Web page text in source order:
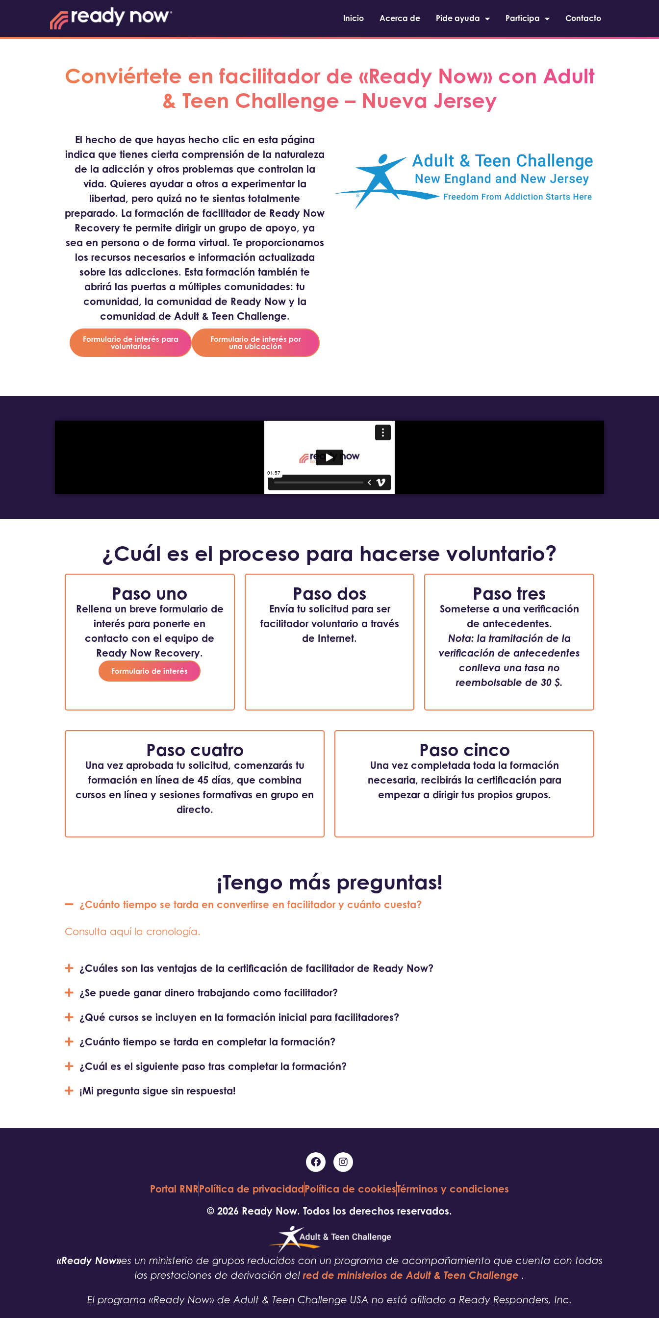
Inicio Acerca de Pide ayuda Participa Contacto
Conviértete en facilitador de «Ready Now» con Adult
& Teen Challenge – Nueva Jersey
El hecho de que hayas hecho clic en esta página
indica que tienes cierta comprensión de la naturaleza
de la adicción y otros problemas que controlan la
vida. Quieres ayudar a otros a experimentar la
libertad, pero quizá no te sientas totalmente
preparado. La formación de facilitador de Ready Now
Recovery te permite dirigir un grupo de apoyo, ya
sea en persona o de forma virtual. Te proporcionamos
los recursos necesarios e información actualizada
sobre las adicciones. Esta formación también te
abrirá las puertas a múltiples comunidades: tu
comunidad, la comunidad de Ready Now y la
comunidad de Adult & Teen Challenge.
Formulario de interés para
voluntarios
Formulario de interés por
una ubicación
¿Cuál es el proceso para hacerse voluntario?
Paso uno
Rellena un breve formulario de
interés para ponerte en
contacto con el equipo de
Ready Now Recovery.
Formulario de interés
Paso dos
Envía tu solicitud para ser
facilitador voluntario a través
de Internet.
Paso tres
Someterse a una verificación
de antecedentes.
Nota: la tramitación de la
verificación de antecedentes
conlleva una tasa no
reembolsable de 30 $.
Paso cuatro
Una vez aprobada tu solicitud, comenzarás tu
formación en línea de 45 días, que combina
cursos en línea y sesiones formativas en grupo en
directo.
Paso cinco
Una vez completada toda la formación
necesaria, recibirás la certificación para
empezar a dirigir tus propios grupos.
¡Tengo más preguntas!
¿Cuánto tiempo se tarda en convertirse en facilitador y cuánto cuesta?
Consulta aquí la cronología.
¿Cuáles son las ventajas de la certificación de facilitador de Ready Now?
¿Se puede ganar dinero trabajando como facilitador?
¿Qué cursos se incluyen en la formación inicial para facilitadores?
¿Cuánto tiempo se tarda en completar la formación?
¿Cuál es el siguiente paso tras completar la formación?
¡Mi pregunta sigue sin respuesta!
Portal RNRPolítica de privacidadPolítica de cookiesTérminos y condiciones
© 2026 Ready Now. Todos los derechos reservados.
«Ready Now»es un ministerio de grupos reducidos con un programa de acompañamiento que cuenta con todas
las prestaciones de derivación del red de ministerios de Adult & Teen Challenge .
El programa «Ready Now» de Adult & Teen Challenge USA no está afiliado a Ready Responders, Inc.